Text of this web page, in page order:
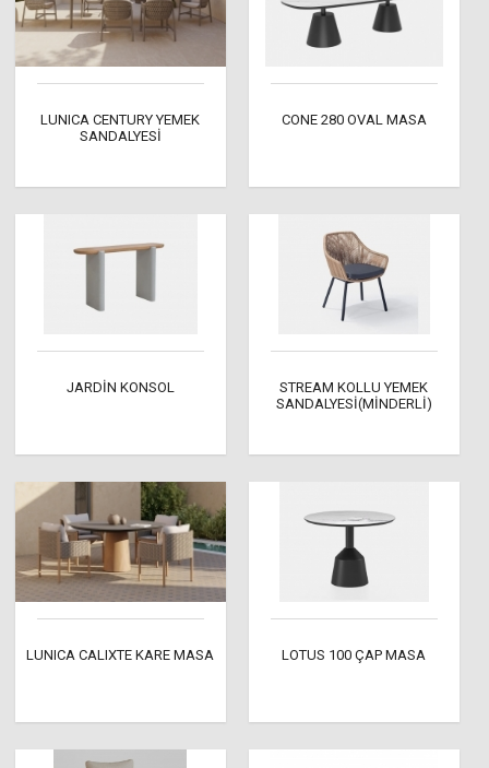
LUNICA CENTURY YEMEK
SANDALYESİ
CONE 280 OVAL MASA
JARDİN KONSOL
STREAM KOLLU YEMEK
SANDALYESİ(MİNDERLİ)
LUNICA CALIXTE KARE MASA LOTUS 100 ÇAP MASA